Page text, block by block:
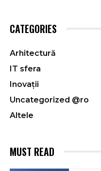
CATEGORIES
Arhitectură
IT sfera
Inovații
Uncategorized @ro
Altele
MUST READ